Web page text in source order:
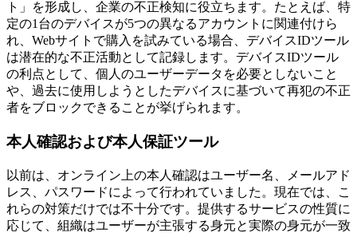
ト」を形成し、企業の不正検知に役立ちます。たとえば、特
定の1台のデバイスが5つの異なるアカウントに関連付けら
れ、Webサイトで購入を試みている場合、デバイスIDツール
は潜在的な不正活動として記録します。デバイスIDツール
の利点として、個人のユーザーデータを必要としないこと
や、過去に使用しようとしたデバイスに基づいて再犯の不正
者をブロックできることが挙げられます。
本人確認および本人保証ツール
以前は、オンライン上の本人確認はユーザー名、メールアド
レス、パスワードによって行われていました。現在では、こ
れらの対策だけでは不十分です。提供するサービスの性質に
応じて、組織はユーザーが主張する身元と実際の身元が一致